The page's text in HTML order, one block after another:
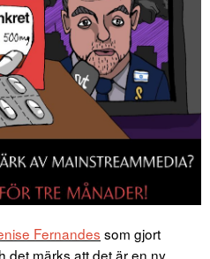
Fernandes som gjort
det märks att det är en ny